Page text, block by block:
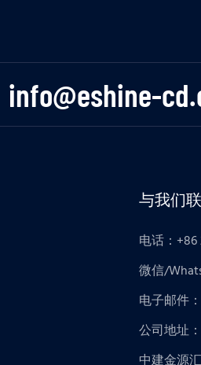
info@eshine-
与我们
电话：+86
微信/
电子邮件：
公司地址